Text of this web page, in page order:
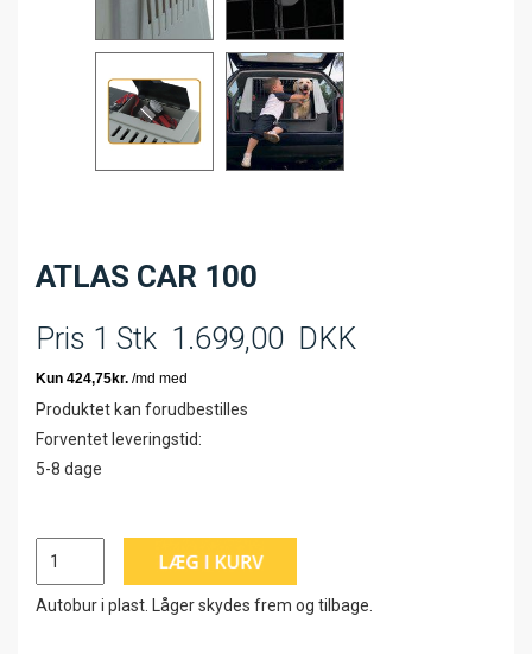
ATLAS CAR 100
Pris 1 Stk 1.699,00 DKK
Produktet kan forudbestilles
Forventet leveringstid:
5-8 dage
Autobur i plast. Låger skydes frem og tilbage.